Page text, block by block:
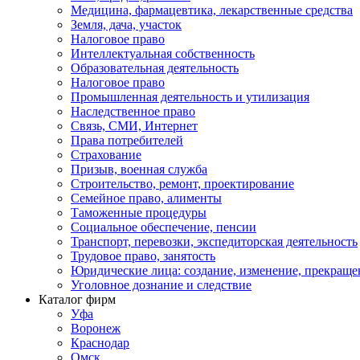
Медицина, фармацевтика, лекарственные средства
Земля, дача, участок
Налоговое право
Интеллектуальная собственность
Образовательная деятельность
Налоговое право
Промышленная деятельность и утилизация
Наследственное право
Связь, СМИ, Интернет
Права потребителей
Страхование
Призыв, военная служба
Строительство, ремонт, проектирование
Семейное право, алименты
Таможенные процедуры
Социальное обеспечение, пенсии
Транспорт, перевозки, экспедиторская деятельность
Трудовое право, занятость
Юридические лица: создание, изменение,
Уголовное дознание и следствие
Каталог фирм
Уфа
Воронеж
Краснодар
Омск